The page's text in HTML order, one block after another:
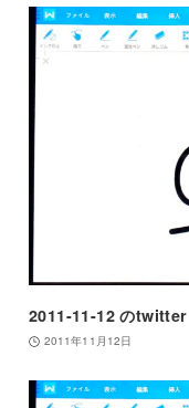
2011-11-12 のtwitter
2011年11月12日